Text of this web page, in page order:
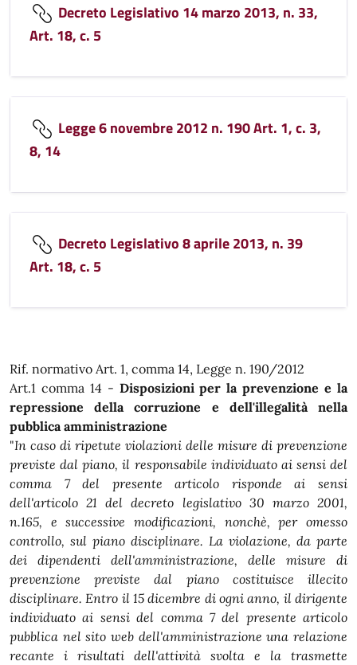
Decreto Legislativo 14 marzo 2013, n. 33,
Art. 18, c. 5
Legge 6 novembre 2012 n. 190 Art. 1, c. 3,
8, 14
Decreto Legislativo 8 aprile 2013, n. 39
Art. 18, c. 5
Rif. normativo Art. 1, comma 14, Legge n. 190/2012
Art.1 comma 14 - Disposizioni per la prevenzione e la
repressione della corruzione e dell'illegalità nella
pubblica amministrazione
"In caso di ripetute violazioni delle misure di prevenzione
previste dal piano, il responsabile individuato ai sensi del
comma 7 del presente articolo risponde ai sensi
dell'articolo 21 del decreto legislativo 30 marzo 2001,
n.165, e successive modificazioni, nonchè, per omesso
controllo, sul piano disciplinare. La violazione, da parte
dei dipendenti dell'amministrazione, delle misure di
prevenzione previste dal piano costituisce illecito
disciplinare. Entro il 15 dicembre di ogni anno, il dirigente
individuato ai sensi del comma 7 del presente articolo
pubblica nel sito web dell'amministrazione una relazione
recante i risultati dell'attività svolta e la trasmette